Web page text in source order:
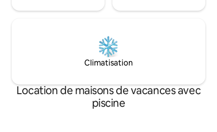
Climatisation
Location de maisons de vacances avec
piscine